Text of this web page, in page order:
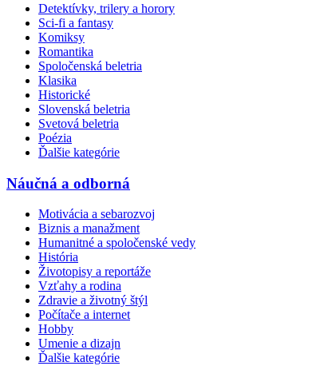
Detektívky, trilery a horory
Sci-fi a fantasy
Komiksy
Romantika
Spoločenská beletria
Klasika
Historické
Slovenská beletria
Svetová beletria
Poézia
Ďalšie kategórie
Náučná a odborná
Motivácia a sebarozvoj
Biznis a manažment
Humanitné a spoločenské vedy
História
Životopisy a reportáže
Vzťahy a rodina
Zdravie a životný štýl
Počítače a internet
Hobby
Umenie a dizajn
Ďalšie kategórie